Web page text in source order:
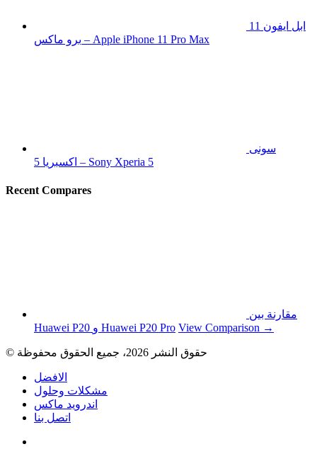
ابل ايفون 11
برو ماكس – Apple iPhone 11 Pro Max
سونى
اكسبريا 5 – Sony Xperia 5
Recent Compares
مقارنة بين
Huawei P20 و Huawei P20 Pro View Comparison →
الافضل
مشكلات وحلول
اندرويد ماكس
اتصل بنا